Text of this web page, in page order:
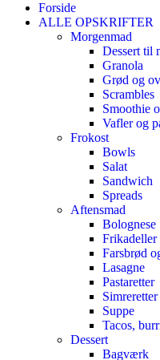
Forside
ALLE OPSKRIFTER
Morgenmad
Dessert til
Granola
Grød og
Scrambles
Smoothie
Vafler og
Frokost
Bowls
Salat
Sandwich
Spreads
Aftensmad
Bolognese
Farsbrød
Lasagne
Pastaretter
Simreretter
Suppe
Tacos,
Dessert
Bagværk